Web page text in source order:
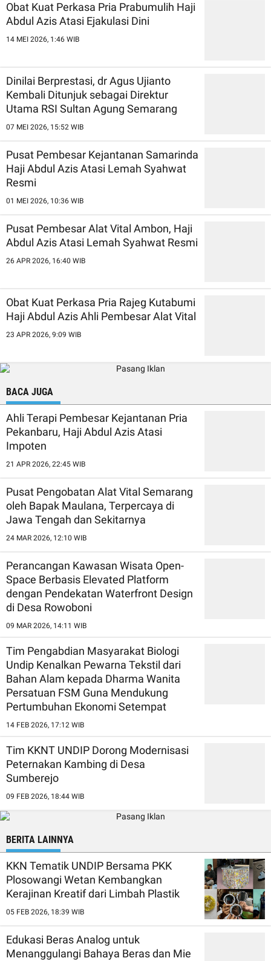
Obat Kuat Perkasa Pria Prabumulih Haji
Abdul Azis Atasi Ejakulasi Dini
14 MEI 2026, 1:46 WIB
Dinilai Berprestasi, dr Agus Ujianto
Kembali Ditunjuk sebagai Direktur
Utama RSI Sultan Agung Semarang
07 MEI 2026, 15:52 WIB
Pusat Pembesar Kejantanan Samarinda
Haji Abdul Azis Atasi Lemah Syahwat
Resmi
01 MEI 2026, 10:36 WIB
Pusat Pembesar Alat Vital Ambon, Haji
Abdul Azis Atasi Lemah Syahwat Resmi
26 APR 2026, 16:40 WIB
Obat Kuat Perkasa Pria Rajeg Kutabumi
Haji Abdul Azis Ahli Pembesar Alat Vital
23 APR 2026, 9:09 WIB
BACA JUGA
Ahli Terapi Pembesar Kejantanan Pria
Pekanbaru, Haji Abdul Azis Atasi
Impoten
21 APR 2026, 22:45 WIB
Pusat Pengobatan Alat Vital Semarang
oleh Bapak Maulana, Terpercaya di
Jawa Tengah dan Sekitarnya
24 MAR 2026, 12:10 WIB
Perancangan Kawasan Wisata Open-
Space Berbasis Elevated Platform
dengan Pendekatan Waterfront Design
di Desa Rowoboni
09 MAR 2026, 14:11 WIB
Tim Pengabdian Masyarakat Biologi
Undip Kenalkan Pewarna Tekstil dari
Bahan Alam kepada Dharma Wanita
Persatuan FSM Guna Mendukung
Pertumbuhan Ekonomi Setempat
14 FEB 2026, 17:12 WIB
Tim KKNT UNDIP Dorong Modernisasi
Peternakan Kambing di Desa
Sumberejo
09 FEB 2026, 18:44 WIB
BERITA LAINNYA
KKN Tematik UNDIP Bersama PKK
Plosowangi Wetan Kembangkan
Kerajinan Kreatif dari Limbah Plastik
05 FEB 2026, 18:39 WIB
Edukasi Beras Analog untuk
Menanggulangi Bahaya Beras dan Mie